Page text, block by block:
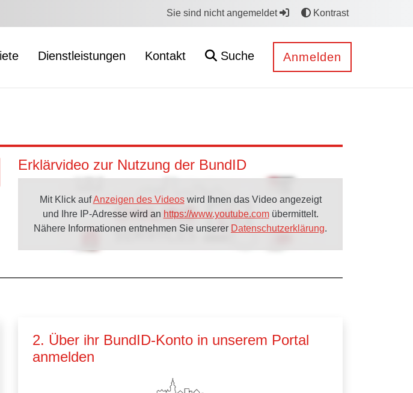
Sie sind nicht angemeldet Kontrast
Dienstleistungen Kontakt Suche Anmelden
Erklärvideo zur Nutzung der BundID
Mit Klick aufAnzeigen des Videoswird Ihnen das Video angezeigt
und Ihre IP-Adresse wird an https://www.youtube.comübermittelt.
Nähere Informationen entnehmen Sie unserer Datenschutzerklärung.
2. Über ihr BundID-Konto in unserem Portal
anmelden